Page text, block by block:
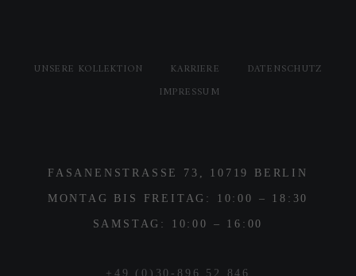
UNSERE KOLLEKTION KARRIERE
DATENSCHUTZ
IMPRESSUM
FASANENSTRASSE 73, 10719 BERLIN
MONTAG BIS FREITAG: 10:00 – 18:30
SAMSTAG: 10:00 – 16:00
+49 (0)30-896 52 846